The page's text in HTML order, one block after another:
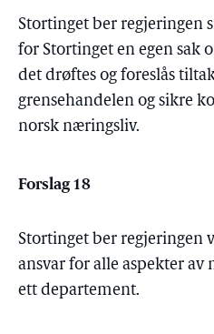
Stortinget ber regjeringen
for Stortinget en egen sak
det drøftes og foreslås
grensehandelen og sikre
norsk næringsliv.
Forslag 18
Stortinget ber regjeringen
ansvar for alle aspekter
ett departement.